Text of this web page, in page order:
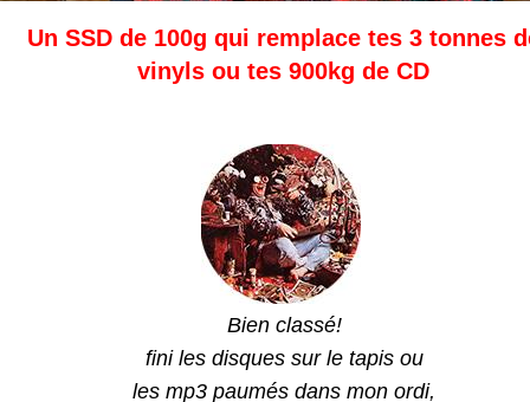
Un SSD de 100g qui remplace tes 3 tonnes
vinyls ou tes 900kg de CD
Bien classé!
fini les disques sur le tapis ou
les mp3 paumés dans mon ordi,